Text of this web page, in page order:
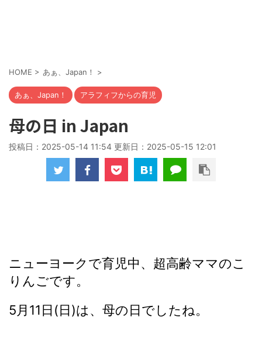
HOME > あぁ、Japan！ >
あぁ、Japan！ アラフィフからの育児
母の日 in Japan
投稿日：2025-05-14 11:54 更新日： 2025-05-15 12:01
ニューヨークで育児中、超高齢ママのこ
りんごです。
5月11日(日)は、母の日でしたね。